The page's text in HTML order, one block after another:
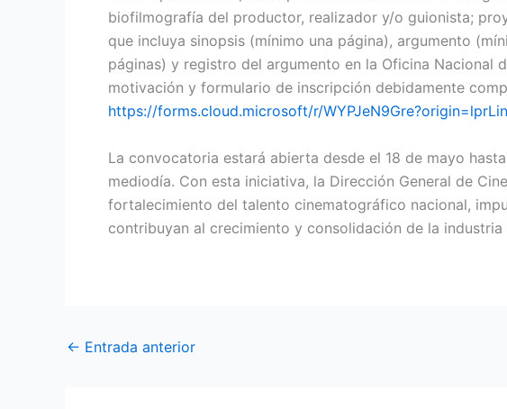
biofilmografía del productor, realizador y/o guionista;
que incluya sinopsis (mínimo una página), argumento
páginas) y registro del argumento en la Oficina Nacional
motivación y formulario de inscripción debidamente
https://forms.cloud.microsoft/r/
La convocatoria estará abierta desde el 18 de mayo
mediodía. Con esta iniciativa, la Dirección General de
fortalecimiento del talento cinematográfico nacional,
contribuyan al crecimiento y consolidación de la industria
← Entrada anterior